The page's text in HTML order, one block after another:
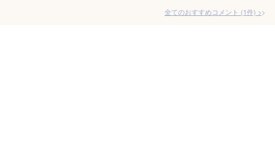
全てのおすすめコメント (1件) >